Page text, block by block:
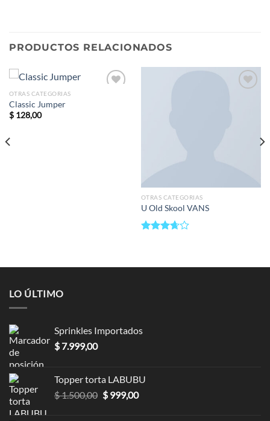
PRODUCTOS RELACIONADOS
OTRAS CATEGORIAS
Classic Jumper
$128,00
OTRAS CATEGORIAS
U Old Skool VANS
LO ÚLTIMO
Sprinkles Importados
$7.999,00
Topper torta LABUBU
$1.500,00 Original
$999,00Current